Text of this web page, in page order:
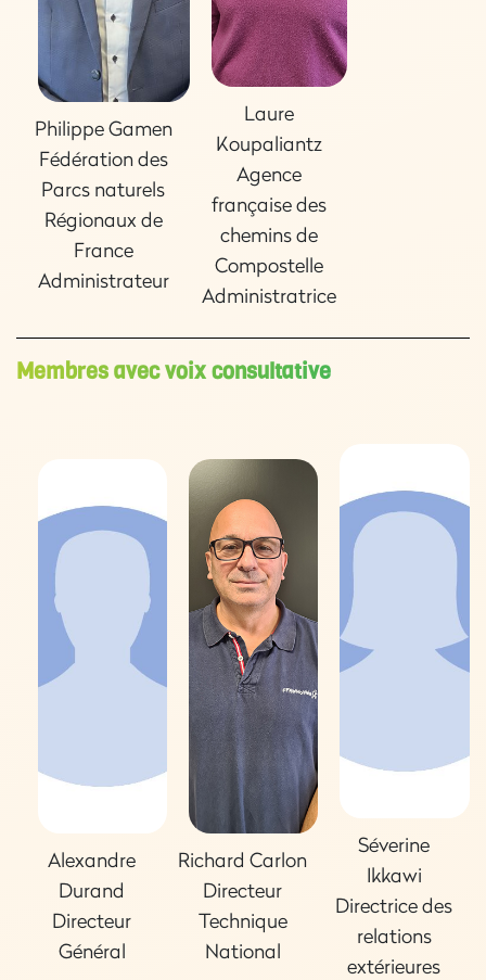
Philippe Gamen
Fédération des
Parcs naturels
Régionaux de
France
Administrateur
Laure
Koupaliantz
Agence
française des
chemins de
Compostelle
Administratrice
Membres avec voix consultative
Alexandre
Durand
Directeur
Général
Richard Carlon
Directeur
Technique
National
Séverine
Ikkawi
Directrice des
relations
extérieures